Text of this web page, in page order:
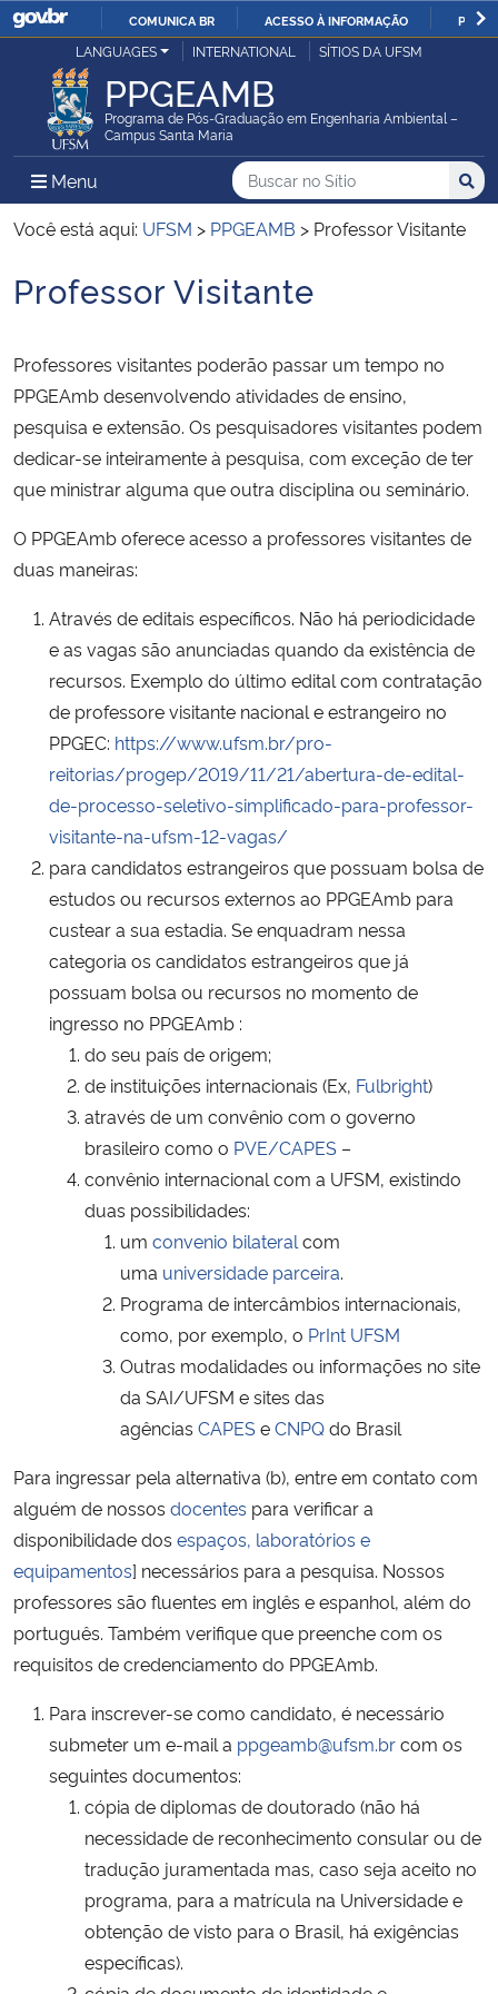
IR
PARA
O
COMUNICA BR ACESSO À INFORMAÇÃO
Ministério da Justiça e Segurança Pública
Ministério da Defesa
Ministério das Relações Exteriores
Ministério da Economia
Ministério da Agricultura, Pecuária e Abastecimento
Ministério da Educação
Ministério da Saúde
Ministério da Ciência, Tecnologia, Inovações e Comunicações
Ministério do Meio Ambiente
Ministério do Turismo
Ministério do Desenvolvimento Regional
Controladoria-Geral da União
Ministério da Mulher, da Família e dos Direitos Humanos
Secretaria-Geral
Secretaria de Governo
Advocacia-Geral da União
Banco Central do Brasil
LANGUAGES INTERNATIONAL SÍTIOS DA UFSM
PPGEAMB
Programa de Pós-Graduação em Engenharia Ambiental –
Campus Santa Maria
Menu Menu Principal do Sítio
Busca
Buscar no no Sítio
Busca:
Você está aqui: UFSM > PPGEAMB > Professor Visitante
Início do conteúdo
Professor Visitante
Professores visitantes poderão passar um tempo no
PPGEAmb desenvolvendo atividades de ensino,
pesquisa e extensão. Os pesquisadores visitantes podem
dedicar-se inteiramente à pesquisa, com exceção de ter
que ministrar alguma que outra disciplina ou seminário.
O PPGEAmb oferece acesso a professores visitantes de
duas maneiras:
Através de editais específicos. Não há periodicidade
e as vagas são anunciadas quando da existência de
recursos. Exemplo do último edital com contratação
de professore visitante nacional e estrangeiro no
PPGEC: https://www.ufsm.br/pro-
reitorias/progep/2019/11/21/abertura-de-edital-
de-processo-seletivo-simplificado-para-professor-
visitante-na-ufsm-12-vagas/
para candidatos estrangeiros que possuam bolsa de
estudos ou recursos externos ao PPGEAmb para
custear a sua estadia. Se enquadram nessa
categoria os candidatos estrangeiros que já
possuam bolsa ou recursos no momento de
ingresso no PPGEAmb :
do seu país de origem;
de instituições internacionais (Ex, Fulbright)
através de um convênio com o governo
brasileiro como o PVE/CAPES –
convênio internacional com a UFSM, existindo
duas possibilidades:
um convenio bilateral com
uma universidade parceira.
Programa de intercâmbios internacionais,
como, por exemplo, o PrInt UFSM
Outras modalidades ou informações no site
da SAI/UFSM e sites das
agências CAPESeCNPQdo Brasil
Para ingressar pela alternativa (b), entre em contato com
alguém de nossos docentes para verificar a
disponibilidade dos espaços, laboratórios e
equipamentos] necessários para a pesquisa. Nossos
professores são fluentes em inglês e espanhol, além do
português. Também verifique que preenche com os
requisitos de credenciamento do PPGEAmb.
Para inscrever-se como candidato, é necessário
submeter um e-mail a ppgeamb@ufsm.brcom os
seguintes documentos:
cópia de diplomas de doutorado (não há
necessidade de reconhecimento consular ou de
tradução juramentada mas, caso seja aceito no
programa, para a matrícula na Universidade e
obtenção de visto para o Brasil, há exigências
específicas).